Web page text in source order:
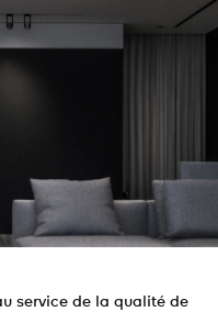
service de la qualité de